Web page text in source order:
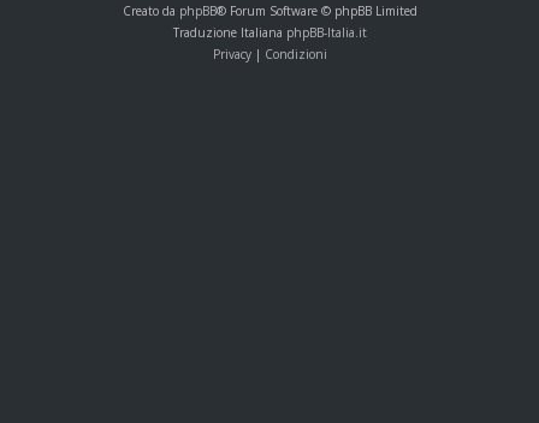
Creato da phpBB® Forum Software © phpBB Limited
Traduzione Italiana phpBB-Italia.it
Privacy| Condizioni